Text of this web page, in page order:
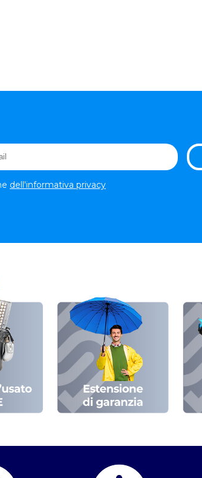
dell'informativa privacy